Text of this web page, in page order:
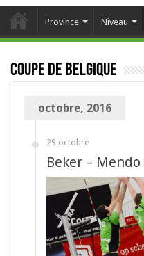
Province Niveau
Coupe de Belgique
octobre, 2016
29 octobre
Beker –